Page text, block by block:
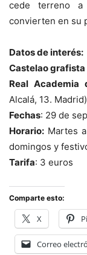
cede terreno a
convierten en su
Datos de interés:
Castelao grafista
Real Academia
Alcalá, 13. Madrid)
Fechas: 29 de
Horario: Martes
domingos y
Tarifa: 3 euros
Comparte esto:
X
Correo